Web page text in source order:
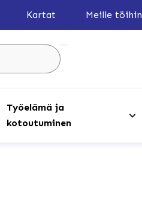
Kartat Meille töihin
Työelämä ja
kotoutuminen